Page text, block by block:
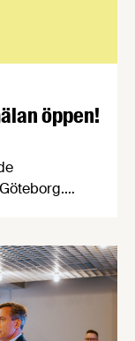
öppen!
som är
koll på.